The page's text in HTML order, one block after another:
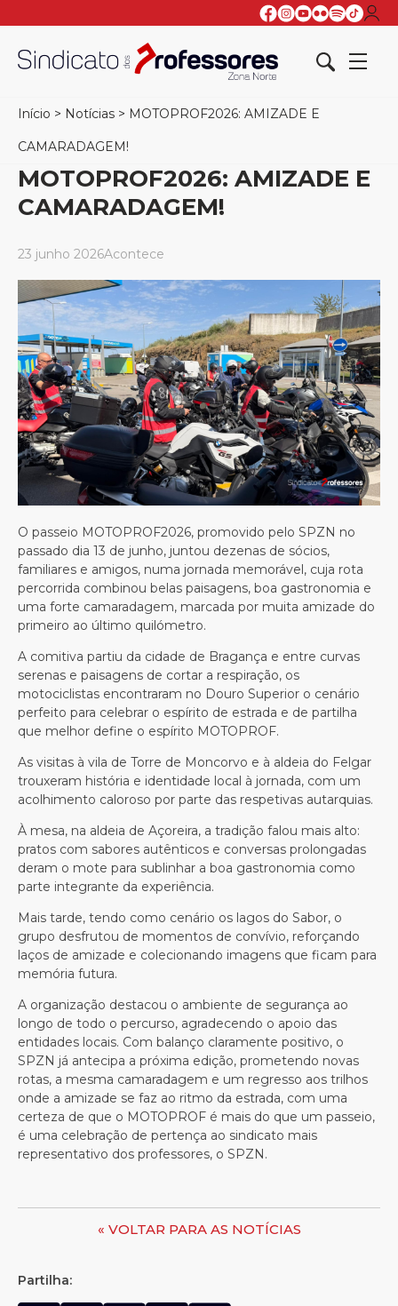
Início > Notícias > MOTOPROF2026: AMIZADE E
CAMARADAGEM!
MOTOPROF2026: AMIZADE E
CAMARADAGEM!
23 junho 2026Acontece
O passeio MOTOPROF2026, promovido pelo SPZN no
passado dia 13 de junho, juntou dezenas de sócios,
familiares e amigos, numa jornada memorável, cuja rota
percorrida combinou belas paisagens, boa gastronomia e
uma forte camaradagem, marcada por muita amizade do
primeiro ao último quilómetro.
A comitiva partiu da cidade de Bragança e entre curvas
serenas e paisagens de cortar a respiração, os
motociclistas encontraram no Douro Superior o cenário
perfeito para celebrar o espírito de estrada e de partilha
que melhor define o espírito MOTOPROF.
As visitas à vila de Torre de Moncorvo e à aldeia do Felgar
trouxeram história e identidade local à jornada, com um
acolhimento caloroso por parte das respetivas autarquias.
À mesa, na aldeia de Açoreira, a tradição falou mais alto:
pratos com sabores autênticos e conversas prolongadas
deram o mote para sublinhar a boa gastronomia como
parte integrante da experiência.
Mais tarde, tendo como cenário os lagos do Sabor, o
grupo desfrutou de momentos de convívio, reforçando
laços de amizade e colecionando imagens que ficam para
memória futura.
A organização destacou o ambiente de segurança ao
longo de todo o percurso, agradecendo o apoio das
entidades locais. Com balanço claramente positivo, o
SPZN já antecipa a próxima edição, prometendo novas
rotas, a mesma camaradagem e um regresso aos trilhos
onde a amizade se faz ao ritmo da estrada, com uma
certeza de que o MOTOPROF é mais do que um passeio,
é uma celebração de pertença ao sindicato mais
representativo dos professores, o SPZN.
« VOLTAR PARA AS NOTÍCIAS
Partilha: